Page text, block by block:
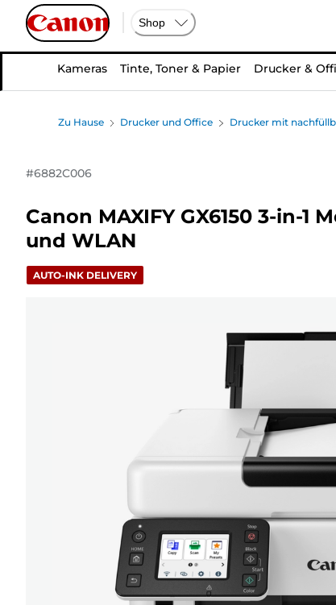
Shop
Kameras Tinte, Toner & Papier Drucker &
Zu Hause Drucker und Office Drucker mit
#6882C006
Canon MAXIFY GX6150 3-in-
und WLAN
AUTO-INK DELIVERY